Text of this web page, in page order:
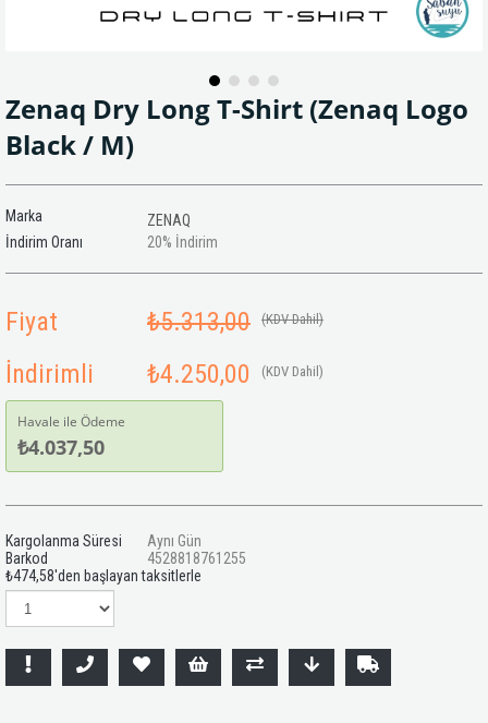
Zenaq Dry Long T-Shirt (Zenaq Logo
Black / M)
Marka
ZENAQ
İndirim Oranı
%
20 İndirim
Fiyat ₺5.313,00 (KDV Dahil)
İndirimli ₺4.250,00 (KDV Dahil)
Havale ile Ödeme
₺4.037,50
Kargolanma Süresi
Aynı Gün
Barkod
4528818761255
₺474,58'den başlayan taksitlerle